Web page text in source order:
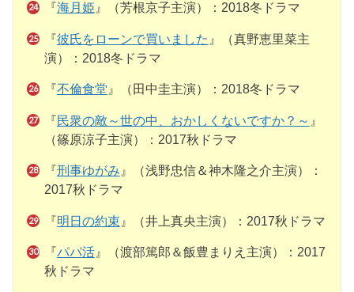
『海月姫』（芳根京子主演）：2018冬ドラマ
『彼氏をローンで買いました 』（真野恵里菜主
演）：2018冬ドラマ
『不倫食堂 』（田中圭主演）：2018冬ドラマ
『民衆の敵～世の中、おかしくないですか？～ 』
（篠原涼子主演）：2017秋ドラマ
『刑事ゆがみ 』（浅野忠信＆神木隆之介主演）：
2017秋ドラマ
『明日の約束 』（井上真央主演）：2017秋ドラマ
『パパ活』（渡部篤郎＆飯豊まりえ主演）：2017
秋ドラマ